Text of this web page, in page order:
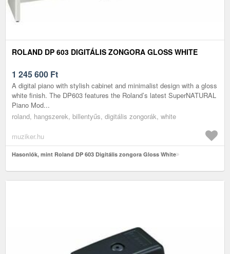
ROLAND DP 603 DIGITÁLIS ZONGORA GLOSS WHITE
1 245 600 Ft
A digital piano with stylish cabinet and minimalist design with a gloss
white finish. The DP603 features the Roland’s latest SuperNATURAL
Piano Mod...
roland, hangszerek, billentyűs, digitális zongorák, white
muziker.hu
Hasonlók, mint Roland DP 603 Digitális zongora Gloss White